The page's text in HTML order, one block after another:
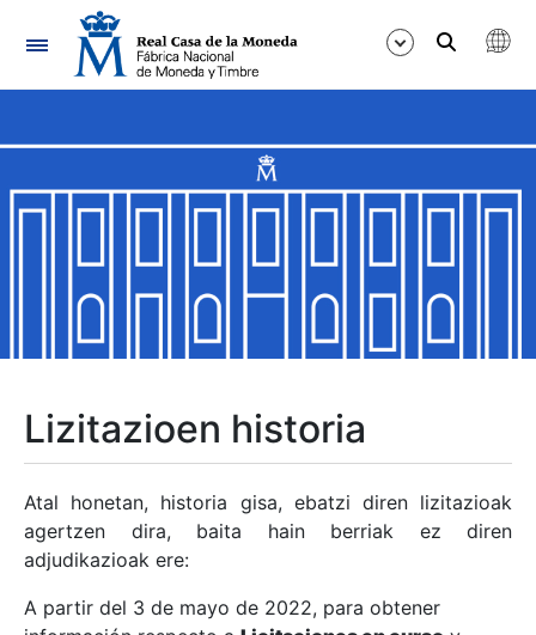
Nabigazioa
Erakutsi/Ezkutatu
Erakutsi/Ezkutatu
Erakutsi/Ezkutatu
Erakutsi/Ezkutatu
Erakutsi/Ezkutatu
Lizitazioen historia
Atal honetan, historia gisa, ebatzi diren lizitazioak
agertzen dira, baita hain berriak ez diren
adjudikazioak ere:
A partir del 3 de mayo de 2022, para obtener